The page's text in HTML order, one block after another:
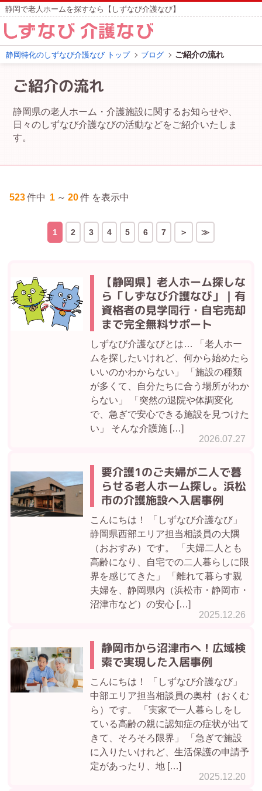
静岡で老人ホームを探すなら【しずなび介護なび】
静岡特化のしずなび介護なび トップ ブログ ご紹介の流れ
ご紹介の流れ
静岡県の老人ホーム・介護施設に関するお知らせや、
日々のしずなび介護なびの活動などをご紹介いたしま
す。
523 件中 1 ～ 20 件 を表示中
1 2 3 4 5 6 7
【静岡県】老人ホーム探しな
ら「しずなび介護なび」｜有
資格者の見学同行・自宅売却
まで完全無料サポート
2026.07.27
しずなび介護なびとは… 「老人ホー
ムを探したいけれど、何から始めたら
いいのかわからない」 「施設の種類
が多くて、自分たちに合う場所がわか
らない」 「突然の退院や体調変化
で、急ぎで安心できる施設を見つけた
い」 そんな介護施 […]
要介護1のご夫婦が二人で暮
らせる老人ホーム探し。浜松
市の介護施設へ入居事例
2025.12.26
こんにちは！ 「しずなび介護なび」
静岡県西部エリア担当相談員の大隅
（おおすみ）です。 「夫婦二人とも
高齢になり、自宅での二人暮らしに限
界を感じてきた」 「離れて暮らす親
夫婦を、静岡県内（浜松市・静岡市・
沼津市など）の安心 […]
静岡市から沼津市へ！広域検
索で実現した入居事例
2025.12.20
こんにちは！ 「しずなび介護なび」
中部エリア担当相談員の奥村（おくむ
ら）です。 「実家で一人暮らしをし
ている高齢の親に認知症の症状が出て
きて、そろそろ限界」 「急ぎで施設
に入りたいけれど、生活保護の申請予
定があったり、地 […]